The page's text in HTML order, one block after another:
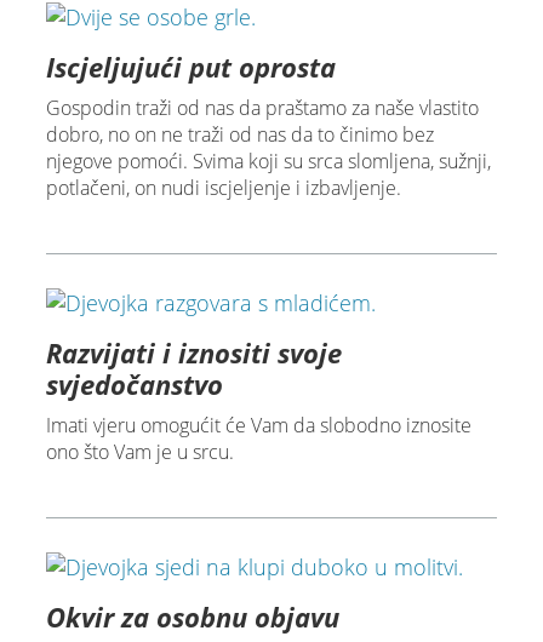
Iscjeljujući put oprosta
Gospodin traži od nas da praštamo za naše vlastito
dobro, no on ne traži od nas da to činimo bez
njegove pomoći. Svima koji su srca slomljena, sužnji,
potlačeni, on nudi iscjeljenje i izbavljenje.
Razvijati i iznositi svoje
svjedočanstvo
Imati vjeru omogućit će Vam da slobodno iznosite
ono što Vam je u srcu.
Okvir za osobnu objavu